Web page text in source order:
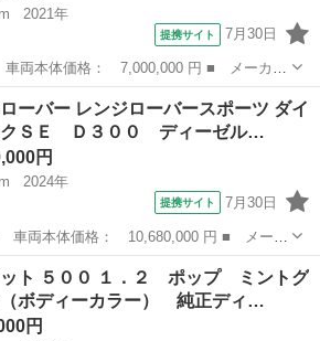
2021年
提携サイト 7月30日
種名： ディフェンダー ■ グレード
ディーゼルターボ ４ＷＤ プレミアム
ーバー レンジローバースポーツ ダイ
クＳＥ Ｄ３００ ディーゼル…
円
2024年
提携サイト 7月30日
車種名： レンジローバースポーツ ■
クＳＥ Ｄ３００ ディーゼルターボ ４
ット ５００ １．２ ポップ ミントグ
（ボディーカラー） 純正ディ…
円